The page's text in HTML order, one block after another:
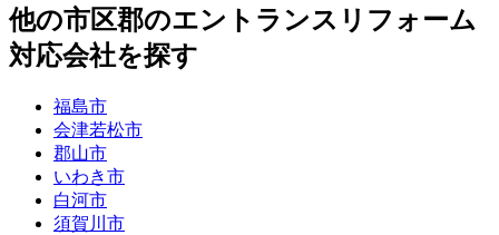
他の市区郡のエントランスリフォーム
対応会社を探す
福島市
会津若松市
郡山市
いわき市
白河市
須賀川市